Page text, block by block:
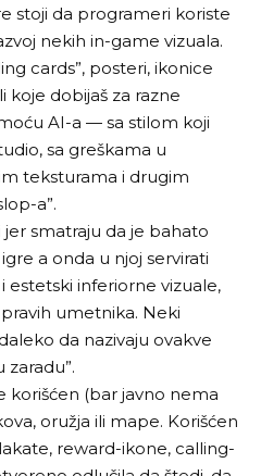
stoji da programeri koriste
nekih in-game vizuala.
cards”, posteri, ikonice
koje dobijaš za razne
AI-a — sa stilom koji
sa greškama u
teksturama i drugim
a”.
smatraju da je bahato
a onda u njoj servirati
estetski inferiorne vizuale,
umetnika. Neki
da nazivaju ovakve
zaradu”.
korišćen (bar javno nema
oružja ili mape. Korišćen
reward-ikone, calling-